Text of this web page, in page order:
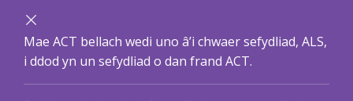
Mae ACT bellach wedi uno â’i chwaer sefydliad, ALS,
i ddod yn un sefydliad o dan frand ACT.